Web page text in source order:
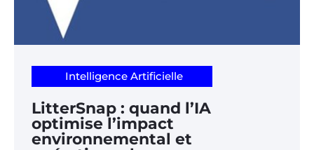
Intelligence Artificielle
LitterSnap : quand l’IA
optimise l’impact
environnemental et